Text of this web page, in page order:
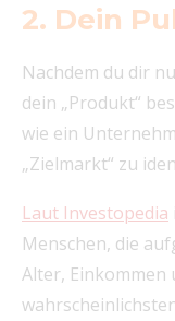
2. Dein
Nachdem du dir
dein „Produkt“
wie ein
„Zielmarkt“ zu
Laut Investopedia
Menschen, die
Alter, Einkommen